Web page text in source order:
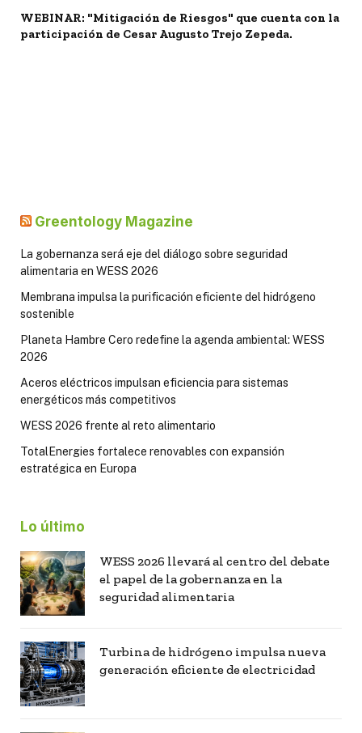
WEBINAR: "Mitigación de Riesgos" que cuenta con la
participación de Cesar Augusto Trejo Zepeda.
Greentology Magazine
La gobernanza será eje del diálogo sobre seguridad
alimentaria en WESS 2026
Membrana impulsa la purificación eficiente del hidrógeno
sostenible
Planeta Hambre Cero redefine la agenda ambiental: WESS
2026
Aceros eléctricos impulsan eficiencia para sistemas
energéticos más competitivos
WESS 2026 frente al reto alimentario
TotalEnergies fortalece renovables con expansión
estratégica en Europa
Lo último
WESS 2026 llevará al centro del debate
el papel de la gobernanza en la
seguridad alimentaria
Turbina de hidrógeno impulsa nueva
generación eficiente de electricidad